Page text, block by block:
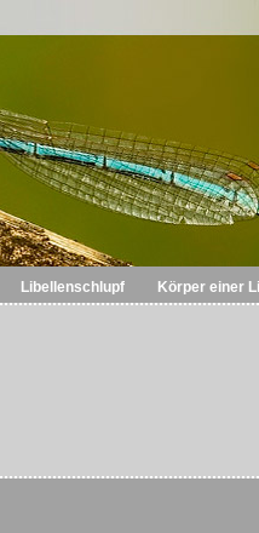
Libellenschlupf Körper einer